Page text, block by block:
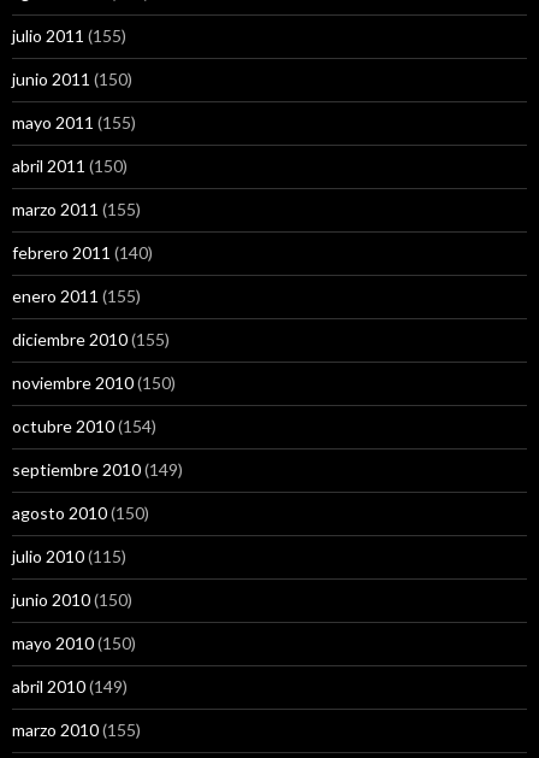
julio 2011 (155)
junio 2011 (150)
mayo 2011 (155)
abril 2011 (150)
marzo 2011 (155)
febrero 2011 (140)
enero 2011 (155)
diciembre 2010(155)
noviembre 2010(150)
octubre 2010(154)
septiembre 2010(149)
agosto 2010(150)
julio 2010(115)
junio 2010(150)
mayo 2010(150)
abril 2010(149)
marzo 2010(155)